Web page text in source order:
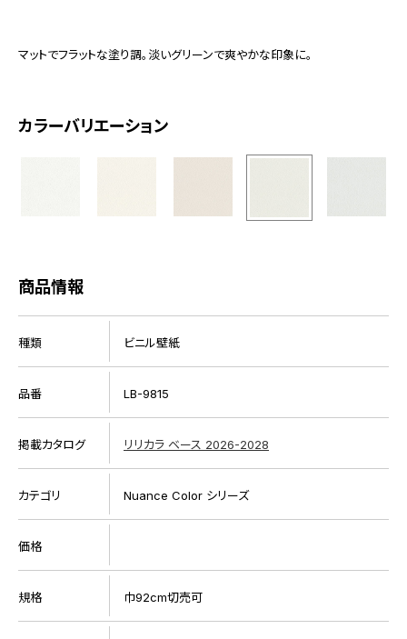
マットでフラットな塗り調。淡いグリーンで爽やかな印象に。
カラーバリエーション
商品情報
種類 ビニル壁紙
品番 LB-9815
掲載カタログ リリカラ ベース 2026-2028
カテゴリ Nuance Color シリーズ
価格
規格 巾92cm切売可